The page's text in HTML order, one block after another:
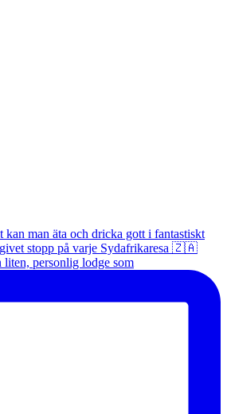
liten, personlig lodge som